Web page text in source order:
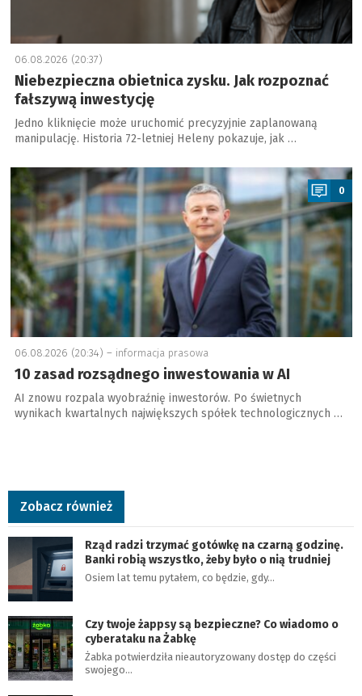
06.08.2026 (20:37)
Niebezpieczna obietnica zysku. Jak rozpoznać
fałszywą inwestycję
Jedno kliknięcie może uruchomić precyzyjnie zaplanowaną
manipulację. Historia 72-letniej Heleny pokazuje, jak …
a
0
06.08.2026 (20:34) – informacja prasowa
10 zasad rozsądnego inwestowania w AI
AI znowu rozpala wyobraźnię inwestorów. Po świetnych
wynikach kwartalnych największych spółek technologicznych …
Zobacz również
Rząd radzi trzymać gotówkę na czarną godzinę.
Banki robią wszystko, żeby było o nią trudniej
Osiem lat temu pytałem, co będzie, gdy…
Czy twoje żappsy są bezpieczne? Co wiadomo o
cyberataku na Żabkę
Żabka potwierdziła nieautoryzowany dostęp do części
swojego…